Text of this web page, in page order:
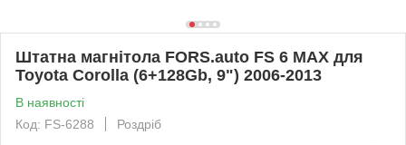
Штатна магнітола FORS.auto FS 6 MAX для
Toyota Corolla (6+128Gb, 9") 2006-2013
В наявності
Код: FS-6288
Роздріб